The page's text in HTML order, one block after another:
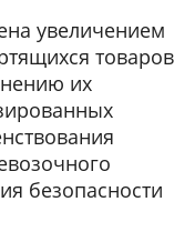
увеличением
товаров
их
безопасности